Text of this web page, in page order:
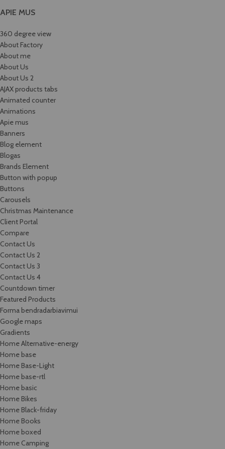
APIE MUS
360 degree view
About Factory
About me
About Us
About Us 2
AJAX products tabs
Animated counter
Animations
Apie mus
Banners
Blog element
Blogas
Brands Element
Button with popup
Buttons
Carousels
Christmas Maintenance
Client Portal
Compare
Contact Us
Contact Us 2
Contact Us 3
Contact Us 4
Countdown timer
Featured Products
Forma bendradarbiavimui
Google maps
Gradients
Home Alternative-energy
Home base
Home Base-Light
Home base-rtl
Home basic
Home Bikes
Home Black-friday
Home Books
Home boxed
Home Camping